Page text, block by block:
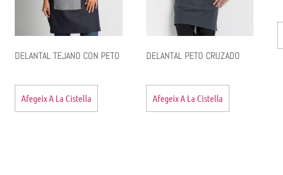
DELANTAL TEJANO CON PETO
Afegeix A La Cistella
DELANTAL PETO CRUZADO
Afegeix A La Cistella